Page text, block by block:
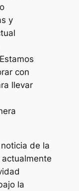
y
con
llevar
de la
la